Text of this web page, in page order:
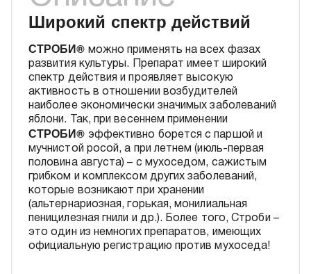
Широкий спектр действий
СТРОБИ® можно применять на всех фазах
развития культуры. Препарат имеет широкий
спектр действия и проявляет высокую
активность в отношении возбудителей
наиболее экономически значимых заболеваний
яблони. Так, при весеннем применении
СТРОБИ® эффективно борется с паршой и
мучнистой росой, а при летнем (июль-первая
половина августа) – с мухоседом, сажистым
грибком и комплексом других заболеваний,
которые возникают при хранении
(альтернариозная, горькая, монилиальная
пеницилезная гнили и др.). Более того, Строби –
это один из немногих препаратов, имеющих
официальную регистрацию против мухоседа!